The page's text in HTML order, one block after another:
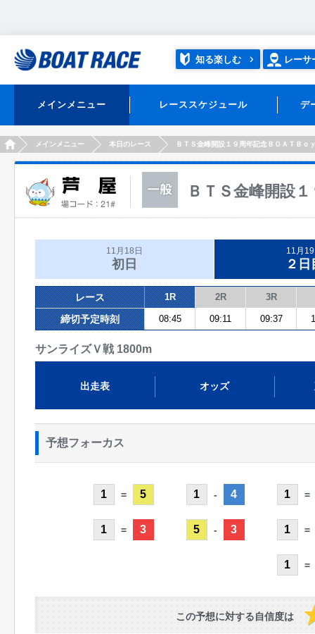
知る楽しむ レーサ
メインメニュー レーススケジュール デ
HOMEメインメニュー 本日のレース ＢＴＳ金峰開設１９周年記念ＢＯＡＴＢｏ
ＢＴＳ金峰開設
11月18日
初日
11月
２日
レース 1R 2R 3R
締切予定時刻 08:45 09:11 09:37
サンライズＶ戦 1800m
出走表 オッズ
予想フォーカス
1 = 5
1 = 3
1 - 4
5 - 3
1 =
1 =
1 =
この予想に対する自信度は